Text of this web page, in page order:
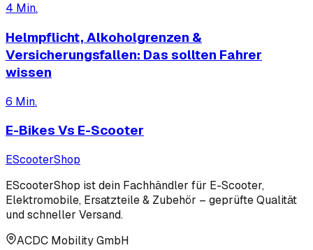
4 Min.
Helmpflicht, Alkoholgrenzen &
Versicherungsfallen: Das sollten Fahrer
wissen
6 Min.
E-Bikes Vs E-Scooter
EScooterShop
EScooterShop ist dein Fachhändler für E-Scooter,
Elektromobile, Ersatzteile & Zubehör – geprüfte Qualität
und schneller Versand.
ACDC Mobility GmbH